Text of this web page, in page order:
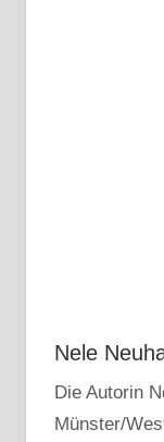
Nele
Die Autorin
Münster/